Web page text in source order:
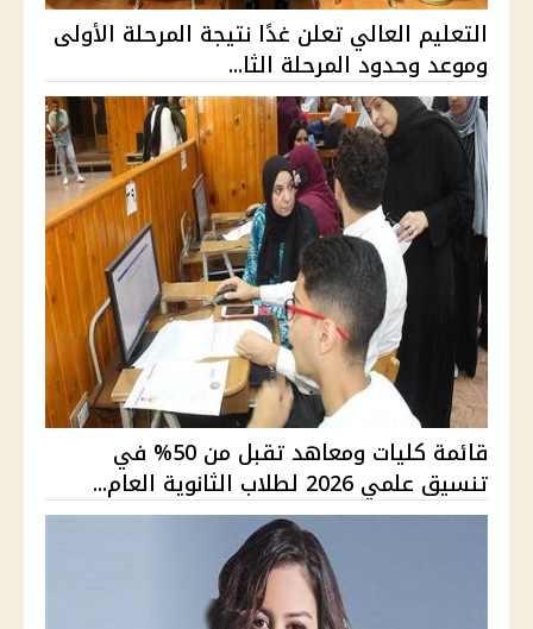
التعليم العالي تعلن غدًا نتيجة المرحلة الأولى
وموعد وحدود المرحلة الثا...
قائمة كليات ومعاهد تقبل من 50% في
تنسيق علمي 2026 لطلاب الثانوية العام...